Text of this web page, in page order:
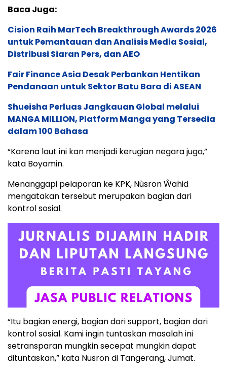
Baca Juga:
Cision Raih MarTech Breakthrough Awards 2026
untuk Pemantauan dan Analisis Media Sosial,
Distribusi Siaran Pers, dan AEO
Fair Finance Asia Desak Perbankan Hentikan
Pendanaan untuk Sektor Batu Bara di ASEAN
Shueisha Perluas Jangkauan Global melalui
MANGA MILLION, Platform Manga yang Tersedia
dalam 100 Bahasa
“Karena laut ini kan menjadi kerugian negara juga,”
kata Boyamin.
Menanggapi pelaporan ke KPK, Nùsron Ŵahid
mengatakan tersebut merupakan bagian dari
kontrol sosial.
“Itu bagian energi, bagian dari support, bagian dari
kontrol sosial. Kami ingin tuntaskan masalah ini
setransparan mungkin secepat mungkin dapat
dituntaskan,” kata Nusron di Tangerang, Jumat.